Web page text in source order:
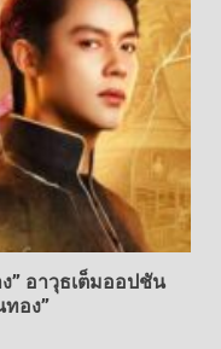
” อาวุธเต็มออปชัน
อง”